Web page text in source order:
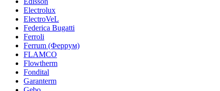
Electrolux
ElectroVeL
Federica Bugatti
Ferroli
Ferrum (Феррум)
FLAMCO
Flowtherm
Fondital
Garanterm